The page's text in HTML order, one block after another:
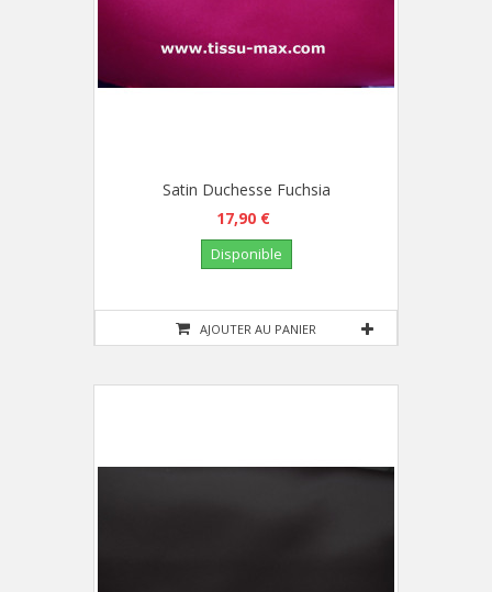
AJOUTER AU PANIER
Satin Duchesse Fuchsia
17,90 €
Disponible